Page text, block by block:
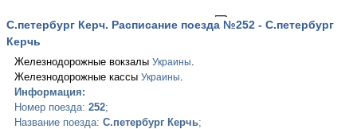
С.петербург Керч. Расписание поезда №252 - С.петербург
Керчь
Железнодорожные вокзалы Украины.
Железнодорожные кассы Украины.
Информация:
Номер поезда: 252;
Название поезда: С.петербург Керчь;